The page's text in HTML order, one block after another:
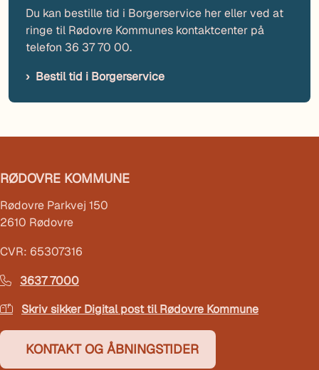
Du kan bestille tid i Borgerservice her eller ved at
ringe til Rødovre Kommunes kontaktcenter på
telefon 36 37 70 00.
Bestil tid i Borgerservice
RØDOVRE KOMMUNE
Rødovre Parkvej 150
2610 Rødovre
CVR: 65307316
3637 7000
Skriv sikker Digital post til Rødovre Kommune
KONTAKT OG ÅBNINGSTIDER